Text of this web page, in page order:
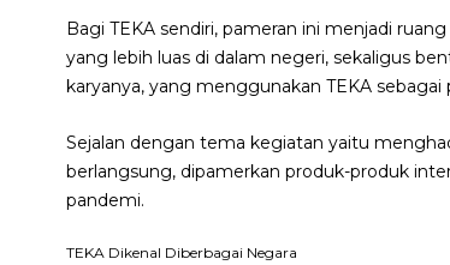
Bagi TEKA sendiri, pameran ini menjadi
yang lebih luas di dalam negeri, sekaligus
karyanya, yang menggunakan TEKA
Sejalan dengan tema kegiatan yaitu
berlangsung, dipamerkan produk-produk
pandemi.
TEKA Dikenal Diberbagai Negara